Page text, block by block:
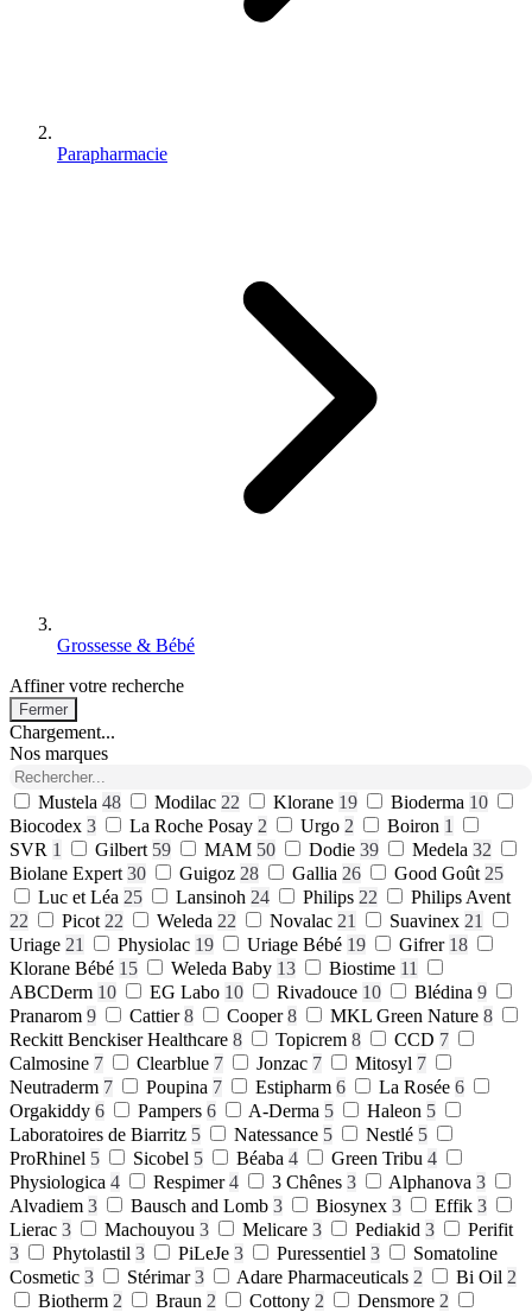
Parapharmacie
Grossesse & Bébé
Affiner votre recherche
Fermer
Chargement...
Nos marques
Mustela 48 Modilac 22 Klorane 19 Bioderma 10
Biocodex 3 La Roche Posay 2 Urgo 2 Boiron 1
SVR 1 Gilbert 59 MAM 50 Dodie 39 Medela 32
Biolane Expert 30 Guigoz 28 Gallia 26 Good Goût 25
Luc et Léa 25 Lansinoh 24 Philips 22
Philips Avent
22
Picot 22 Weleda 22 Novalac 21 Suavinex 21
Uriage 21 Physiolac 19 Uriage Bébé 19 Gifrer 18
Klorane Bébé 15 Weleda Baby 13 Biostime 11
ABCDerm 10 EG Labo 10 Rivadouce 10 Blédina 9
Pranarom 9 Cattier8 Cooper8 MKL Green Nature 8
Reckitt Benckiser Healthcare 8 Topicrem 8 CCD 7
Calmosine 7 Clearblue 7 Jonzac 7 Mitosyl 7
Neutraderm 7 Poupina 7 Estipharm 6 La Rosée 6
Orgakiddy 6 Pampers 6 A-Derma 5 Haleon 5
Laboratoires de Biarritz 5 Natessance 5 Nestlé 5
ProRhinel 5 Sicobel 5 Béaba 4 Green Tribu 4
Physiologica 4 Respimer4 3 Chênes 3 Alphanova 3
Alvadiem 3 Bausch and Lomb 3 Biosynex 3 Effik 3
Lierac 3 Machouyou 3 Melicare 3 Pediakid 3
Perifit
3
Phytolastil 3 PiLeJe 3 Puressentiel 3
Somatoline
Cosmetic 3 Stérimar3 Adare Pharmaceuticals 2 Bi Oil 2
Biotherm 2 Braun 2 Cottony 2 Densmore 2